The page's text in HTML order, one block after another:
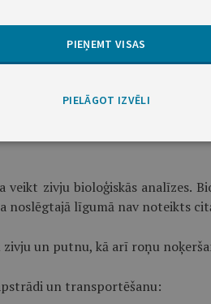
marķēt enkurojamos un
ilgu kontroltralējumu,
žurnālā;
vides piesārņošanu jūrā un
zivju bioloģiskās
noslēgtajā līgumā nav noteikts
un putnu, kā arī roņu
un transportēšanu:
PIEŅEMT VISAS
PIELĀGOT IZVĒLI